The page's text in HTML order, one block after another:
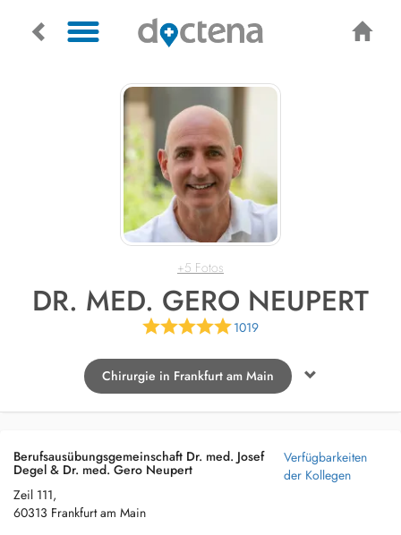
+5 Fotos
DR. MED. GERO NEUPERT
1019
Chirurgie in Frankfurt am Main
Berufsausübungsgemeinschaft Dr. med. Josef
Degel & Dr. med. Gero Neupert
Zeil 111,
60313 Frankfurt am Main
Verfügbarkeiten
der Kollegen